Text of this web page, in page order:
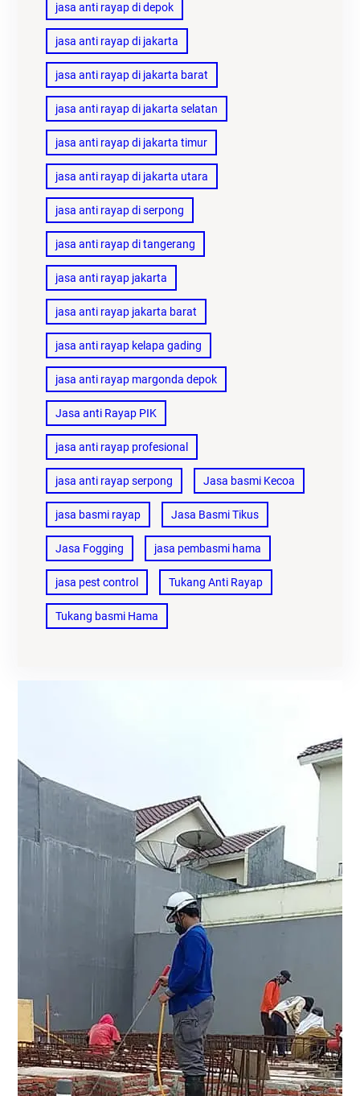
jasa anti rayap di depok
jasa anti rayap di jakarta
jasa anti rayap di jakarta barat
jasa anti rayap di jakarta selatan
jasa anti rayap di jakarta timur
jasa anti rayap di jakarta utara
jasa anti rayap di serpong
jasa anti rayap di tangerang
jasa anti rayap jakarta
jasa anti rayap jakarta barat
jasa anti rayap kelapa gading
jasa anti rayap margonda depok
Jasa anti Rayap PIK
jasa anti rayap profesional
jasa anti rayap serpong Jasa basmi Kecoa
jasa basmi rayap Jasa Basmi Tikus
Jasa Fogging jasa pembasmi hama
jasa pest control Tukang Anti Rayap
Tukang basmi Hama